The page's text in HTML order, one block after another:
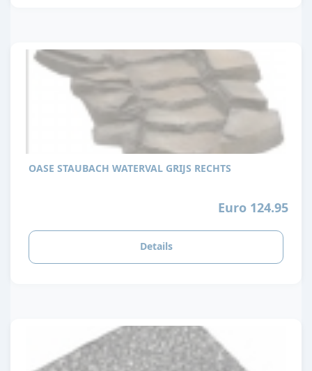
OASE STAUBACH WATERVAL GRIJS RECHTS
Euro 124.95
Details